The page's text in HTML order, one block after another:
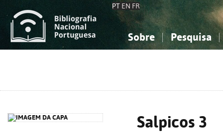
PT EN FR
Sobre Pesquisa
Salpicos 3